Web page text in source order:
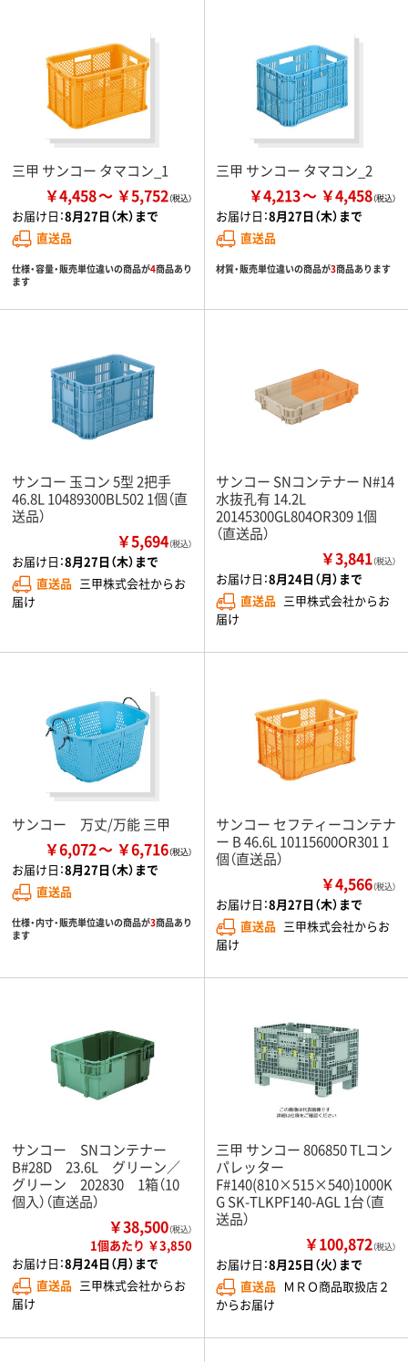
三甲 サンコー タマコン_1
￥4,458 ￥5,752
お届け日：8月27日（木）まで
直送品
仕様・容量・販売単位違いの商品が4商品あり
ます
三甲 サンコー タマコン_2
￥4,213 ￥4,458
お届け日：8月27日（木）まで
直送品
材質・販売単位違いの商品が3商品あります
サンコー 玉コン 5型 2把手
46.8L 10489300BL502 1個（直
送品）
￥5,694（税込）
お届け日：8月27日（木）まで
直送品 三甲株式会社からお
届け
サンコー SNコンテナー N#14
水抜孔有 14.2L
20145300GL804OR309 1個
（直送品）
￥3,841（税込）
お届け日：8月24日（月）まで
直送品 三甲株式会社からお
届け
サンコー 万丈/万能 三甲
￥6,072 ￥6,716
お届け日：8月27日（木）まで
直送品
仕様・内寸・販売単位違いの商品が3商品あり
ます
サンコー セフティーコンテナ
ー B 46.6L 10115600OR301 1
個（直送品）
￥4,566（税込）
お届け日：8月27日（木）まで
直送品 三甲株式会社からお
届け
サンコー SNコンテナー
B#28D 23.6L グリーン／
グリーン 202830 1箱（10
個入）（直送品）
￥38,500（税込）
1個あたり ￥3,850
お届け日：8月24日（月）まで
直送品 三甲株式会社からお
届け
三甲 サンコー 806850 TLコン
パレッター
F#140(810×515×540)1000K
G SK-TLKPF140-AGL 1台（直
送品）
￥100,872（税込）
お届け日：8月25日（火）まで
直送品 ＭＲＯ商品取扱店２
からお届け